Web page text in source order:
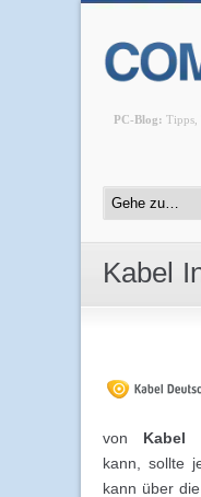
PC-Blog: Tipps,
Kabel
von Kabel
kann, sollte
kann über